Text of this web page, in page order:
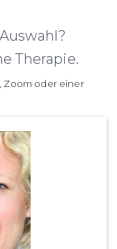
Therapie.
Zoom oder einer